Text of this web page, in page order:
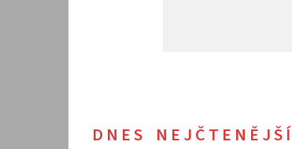
DNES NEJČTENĚJŠÍ